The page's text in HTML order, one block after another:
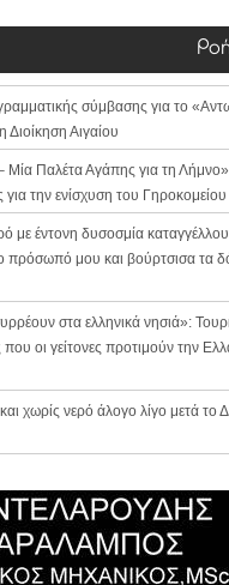
σύμβασης για το
Αιγαίου
Μία Παλέτα Αγάπης για τη
την ενίσχυση του
με έντονη δυσοσμία
πρόσωπό μου και βούρτσισα τα
στα ελληνικά νησιά»:
που οι γείτονες προτιμούν την
χωρίς νερό άλογο λίγο μετά το